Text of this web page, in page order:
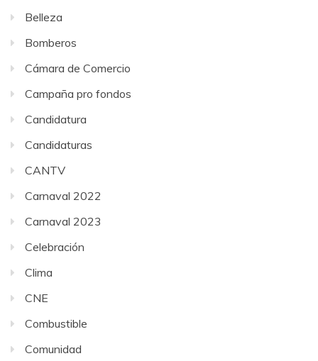
Belleza
Bomberos
Cámara de Comercio
Campaña pro fondos
Candidatura
Candidaturas
CANTV
Carnaval 2022
Carnaval 2023
Celebración
Clima
CNE
Combustible
Comunidad